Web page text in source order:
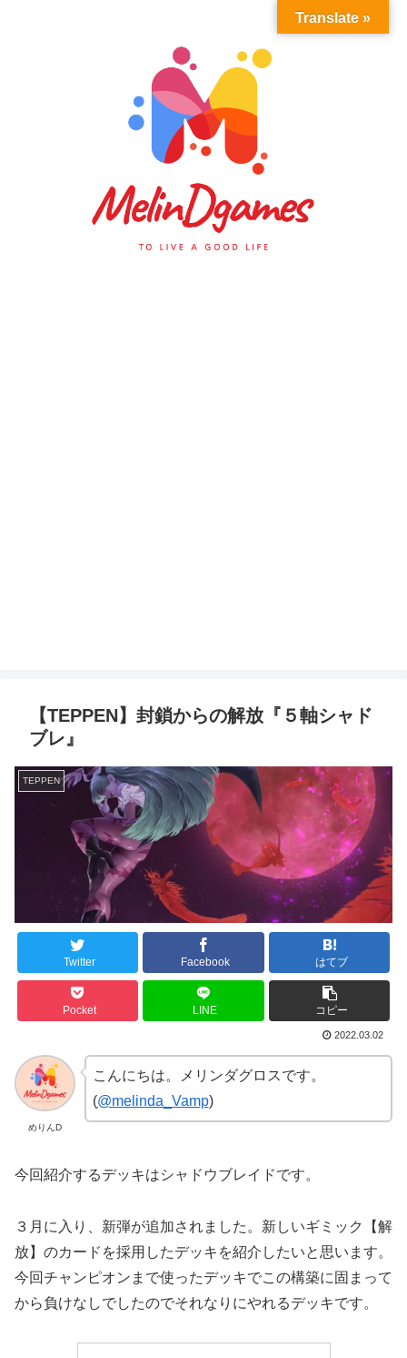
【TEPPEN】封鎖からの解放『５軸シャド
ブレ』
TEPPEN
Twitter Facebook はてブ
Pocket LINE コピー
2022.03.02
めりんD
こんにちは。メリンダグロスです。
(@melinda_Vamp)
今回紹介するデッキはシャドウブレイドです。
３月に入り、新弾が追加されました。新しいギミック【解
放】のカードを採用したデッキを紹介したいと思います。
今回チャンピオンまで使ったデッキでこの構築に固まって
から負けなしでしたのでそれなりにやれるデッキです。
Translate »